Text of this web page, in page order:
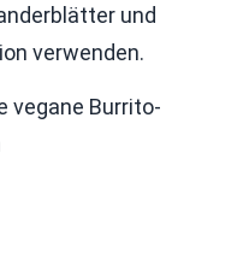
und
verwenden.
vegane Burrito-